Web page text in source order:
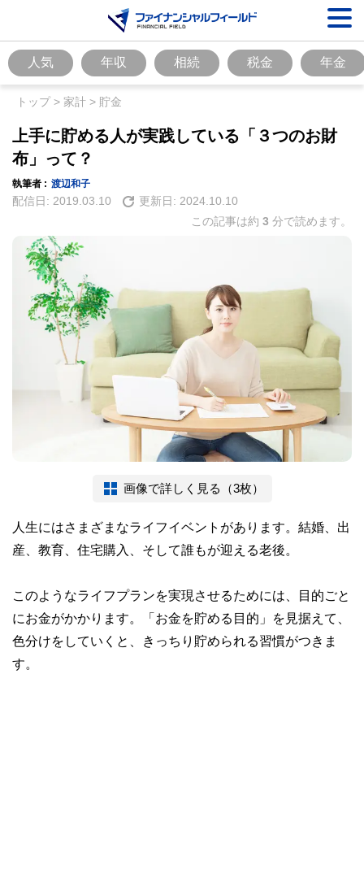
人気 年収 相続 税金 年金
トップ> 家計 > 貯金
上手に貯める人が実践している「３つのお財
布」って？
執筆者 : 渡辺和子
配信日: 2019.03.10 更新日: 2024.10.10
この記事は約 3 分で読めます。
画像で詳しく見る（3枚）
人生にはさまざまなライフイベントがあります。結婚、出
産、教育、住宅購入、そして誰もが迎える老後。
このようなライフプランを実現させるためには、目的ごと
にお金がかかります。「お金を貯める目的」を見据えて、
色分けをしていくと、きっちり貯められる習慣がつきま
す。